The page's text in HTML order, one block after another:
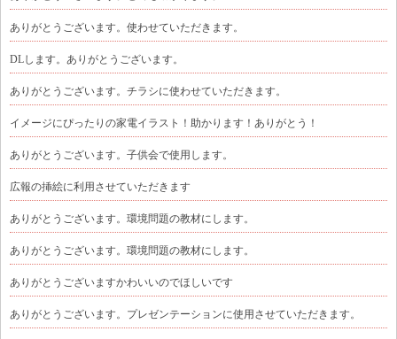
ありがとうございます。使わせていただきます。
DLします。ありがとうございます。
ありがとうございます。チラシに使わせていただきます。
イメージにぴったりの家電イラスト！助かります！ありがとう！
ありがとうございます。子供会で使用します。
広報の挿絵に利用させていただきます
ありがとうございます。環境問題の教材にします。
ありがとうございます。環境問題の教材にします。
ありがとうございますかわいいのでほしいです
ありがとうございます。プレゼンテーションに使用させていただきます。